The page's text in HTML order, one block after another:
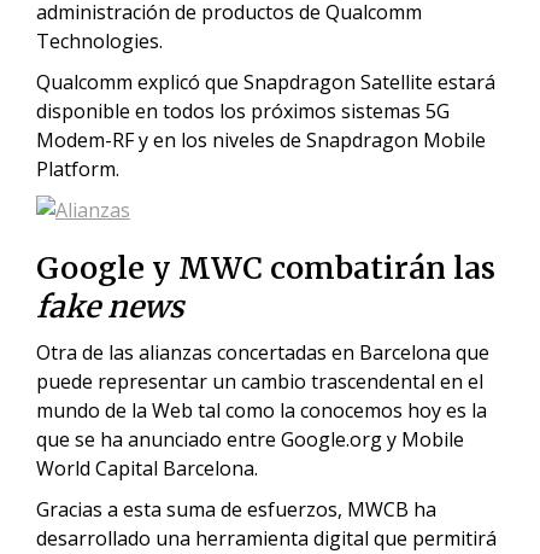
administración de productos de Qualcomm
Technologies.
Qualcomm explicó que Snapdragon Satellite estará
disponible en todos los próximos sistemas 5G
Modem-RF y en los niveles de Snapdragon Mobile
Platform.
Google y MWC combatirán las
fake news
Otra de las alianzas concertadas en Barcelona que
puede representar un cambio trascendental en el
mundo de la Web tal como la conocemos hoy es la
que se ha anunciado entre Google.org y Mobile
World Capital Barcelona.
Gracias a esta suma de esfuerzos, MWCB ha
desarrollado una herramienta digital que permitirá